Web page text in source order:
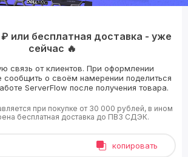
или бесплатная доставка - уже
сейчас 🔥
связь от клиентов. При оформлении
сообщить о своём намерении поделиться
ServerFlow после получения товара.
при покупке от 30 000 рублей, в ином
бесплатная доставка до ПВЗ СДЭК.
копировать